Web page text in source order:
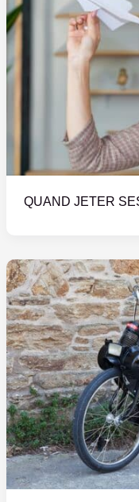
QUAND JETER